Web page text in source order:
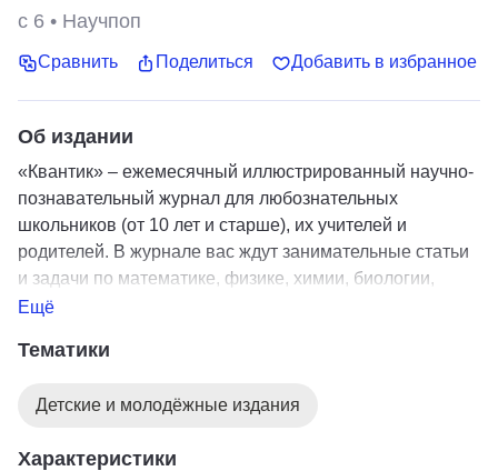
с 6 • Научпоп
Сравнить Поделиться Добавить в избранное
Об издании
«Квантик» – ежемесячный иллюстрированный научно-
познавательный журнал для любознательных
школьников (от 10 лет и старше), их учителей и
родителей. В журнале вас ждут занимательные статьи
и задачи по математике, физике, химии, биологии,
лингвистике, астрономии и другим естественным
игры и головоломки, детективные истории, комиксы,
конкурсы по математике и русскому языку и многое
Ещё
Тематики
Детские и молодёжные издания
Характеристики